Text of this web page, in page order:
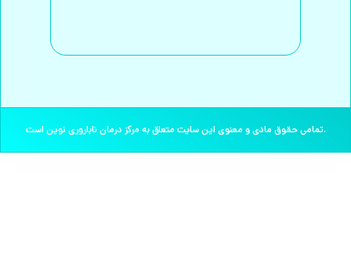
تمامی حقوق مادی و معنوی این سایت متعلق به مرکز درمان ناباروری نوین است.